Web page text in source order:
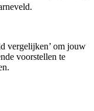
vergelijken’ om jouw
voorstellen te